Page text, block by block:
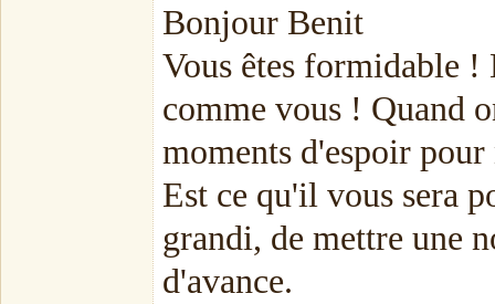
Bonjour Benit
Vous êtes formidable !
comme vous ! Quand
moments d'espoir pour
Est ce qu'il vous sera
grandi, de mettre une
d'avance.